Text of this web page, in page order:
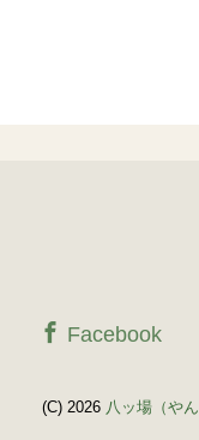
Facebook
(C) 2026 八ッ場（や